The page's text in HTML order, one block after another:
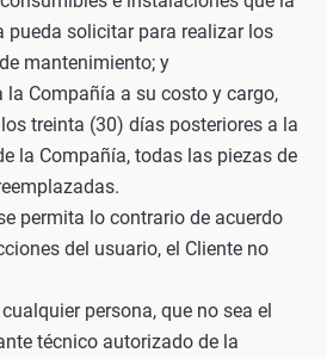
pueda solicitar para realizar los
mantenimiento; y
la Compañía a su costo y cargo,
treinta (30) días posteriores a la
la Compañía, todas las piezas de
permita lo contrario de acuerdo
del usuario, el Cliente no
persona, que no sea el
técnico autorizado de la